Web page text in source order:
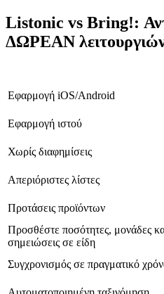
Listonic vs Bring!:
ΔΩΡΕΑΝ
Εφαρμογή iOS/Android
Εφαρμογή ιστού
Χωρίς διαφημίσεις
Απεριόριστες λίστες
Προτάσεις προϊόντων
Προσθέστε ποσότητες, μονάδες
σημειώσεις σε είδη
Συγχρονισμός σε πραγματικό